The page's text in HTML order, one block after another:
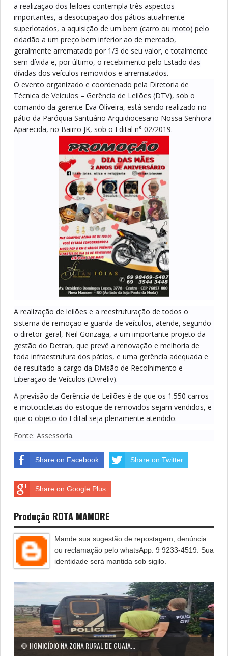
a realização dos leilões contempla três aspectos
importantes, a desocupação dos pátios atualmente
superlotados, a aquisição de um bem (carro ou moto) pelo
cidadão a um preço bem inferior ao de mercado,
geralmente arrematado por 1/3 de seu valor, e totalmente
sem dívida e, por último, o recebimento pelo Estado das
dívidas dos veículos removidos e arrematados.
O evento organizado e coordenado pela Diretoria de
Técnica de Veículos – Gerência de Leilões (DTV), sob o
comando da gerente Eva Oliveira, está sendo realizado no
pátio da Paróquia Santuário Arquidiocesano Nossa Senhora
Aparecida, no Bairro JK, sob o Edital n° 02/2019.
A realização de leilões e a reestruturação de todos o
sistema de remoção e guarda de veículos, atende, segundo
o diretor-geral, Neil Gonzaga, a um importante projeto da
gestão do Detran, que prevê a renovação e melhoria de
toda infraestrutura dos pátios, e uma gerência adequada e
de resultado a cargo da Divisão de Recolhimento e
Liberação de Veículos (Divreliv).
A previsão da Gerência de Leilões é de que os 1.550 carros
e motocicletas do estoque de removidos sejam vendidos, e
que o objeto do Edital seja plenamente atendido.
Fonte: Assessoria.
Share on Facebook Share on Twitter
Share on Google Plus
Produção ROTA MAMORE
Mande sua sugestão de repostagem, denúncia
ou reclamação pelo whatsApp: 9 9233-4519. Sua
identidade será mantida sob sigilo.
🛑 HOMICÍDIO NA ZONA RURAL DE GUAJA...